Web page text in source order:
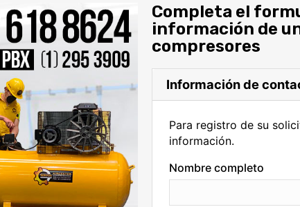
Completa el
información de
compresores